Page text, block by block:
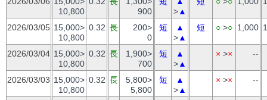
10,800
900
>▲
2026/03/05 15,000>
10,800
0.32 長
200>
0
短
▲
>▲
短 ○ >○ 1,000
2026/03/04 15,000>
10,800
0.32 長
1,900>
700
短
▲
>▲
× >× --
2026/03/03 15,000>
10,800
0.32 長
5,800>
5,800
短
▲
>▲
× >× --